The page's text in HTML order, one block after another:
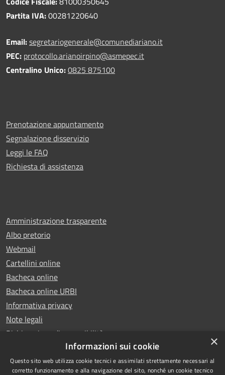
Partita IVA:00281220640
Email:segretariogenerale@comunediariano.it
PEC: protocollo.arianoirpino@asmepec.it
Centralino Unico:0825 875100
Prenotazione appuntamento
Segnalazione disservizio
Leggi le FAQ
Richiesta di assistenza
Amministrazione trasparente
Albo pretorio
Webmail
Cartellini online
Bacheca online
Bacheca online URBI
Informativa privacy
Note legali
Dichiarazione di accessibilità
×
Informazioni sui cookie
Questo sito web utilizza cookie tecnici e assimilati strettamente necessari al
corretto funzionamento e alla navigazione del sito, nonché un cookie tecnico